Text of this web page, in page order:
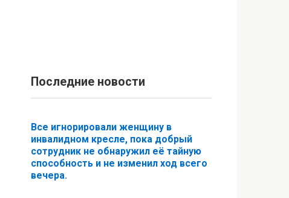
Последние новости
Все игнорировали женщину в
инвалидном кресле, пока добрый
сотрудник не обнаружил её тайную
способность и не изменил ход всего
вечера.